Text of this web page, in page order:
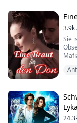
3.9k
Sie
Lust|